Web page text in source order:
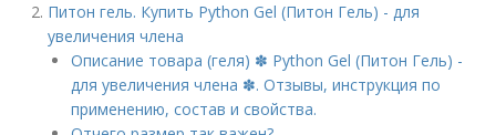
Питон гель. Купить Python Gel (Питон Гель) - для
увеличения члена
Описание товара (геля) ✽ Python Gel (Питон Гель) -
для увеличения члена ✽. Отзывы, инструкция по
применению, состав и свойства.